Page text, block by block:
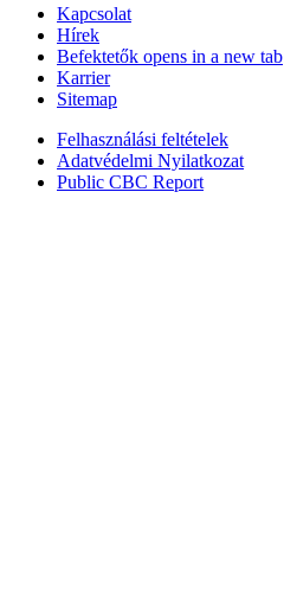
Kapcsolat
Hírek
Befektetők opens in a new tab
Karrier
Sitemap
Felhasználási feltételek
Adatvédelmi Nyilatkozat
Public CBC Report